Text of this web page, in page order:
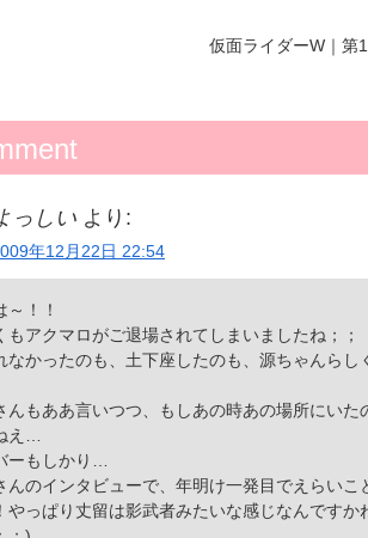
仮面ライダーW｜第
っしい より:
年12月22日 22:54
～！！
もアクマロがご退場されてしまいましたね；；
なかったのも、土下座したのも、源ちゃんら
んもああ言いつつ、もしあの時あの場所にい
え…
ーもしかり…
んのインタビューで、年明け一発目でえらい
やっぱり丈留は影武者みたいな感じなんです